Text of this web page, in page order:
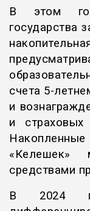
В этом
государства
счета 5-
и
и
«Келешек»
средствами
В 2024